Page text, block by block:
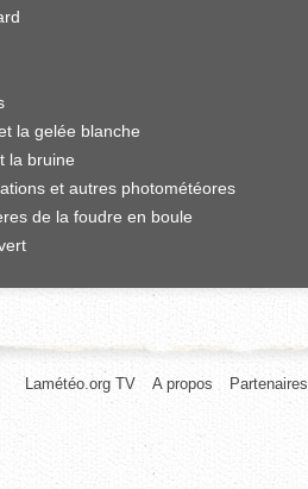
la gelée blanche
la bruine
et autres photométéores
de la foudre en boule
Partenaires
A propos
Lamétéo.org TV